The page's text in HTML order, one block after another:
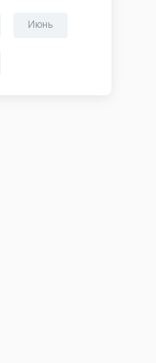
Июнь